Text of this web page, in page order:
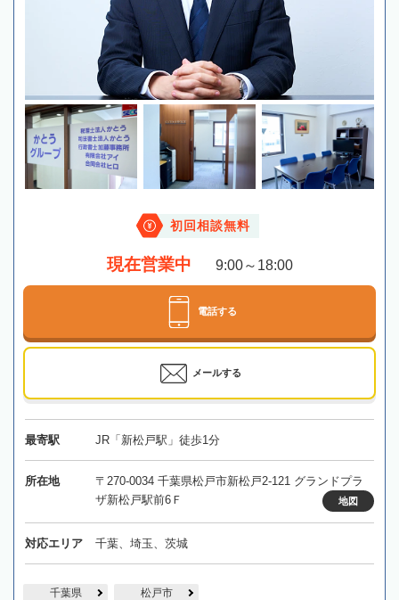
初回相談無料
現在営業中 9:00～18:00
電話する
メールする
最寄駅 JR「新松戸駅」徒歩1分
所在地
〒270-0034 千葉県松戸市新松戸2-121 グランドプラ
ザ新松戸駅前6Ｆ
地図
対応エリア 千葉、埼玉、茨城
千葉県 松戸市